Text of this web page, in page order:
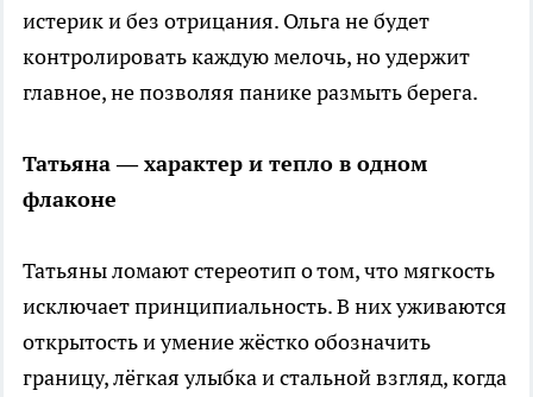
истерик и без отрицания. Ольга не будет
контролировать каждую мелочь, но удержит
главное, не позволяя панике размыть берега.
Татьяна — характер и тепло в одном
флаконе
Татьяны ломают стереотип о том, что мягкость
исключает принципиальность. В них уживаются
открытость и умение жёстко обозначить
границу, лёгкая улыбка и стальной взгляд, когда